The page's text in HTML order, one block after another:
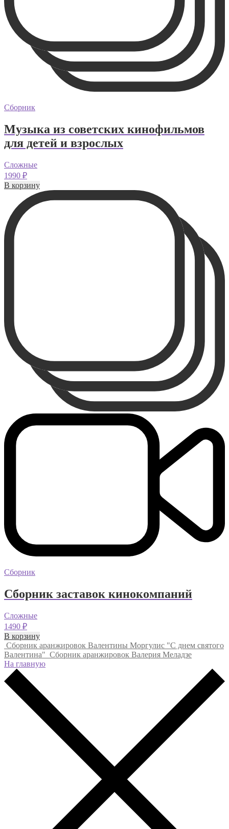
Сборник
Музыка из советских кинофильмов
для детей и взрослых
Сложные
1990 ₽
В корзину
Сборник
Сборник заставок кинокомпаний
Сложные
1490 ₽
В корзину
Сборник аранжировок Валентины Моргулис "С днем святого
Валентина" Сборник аранжировок Валерия Меладзе
На главную